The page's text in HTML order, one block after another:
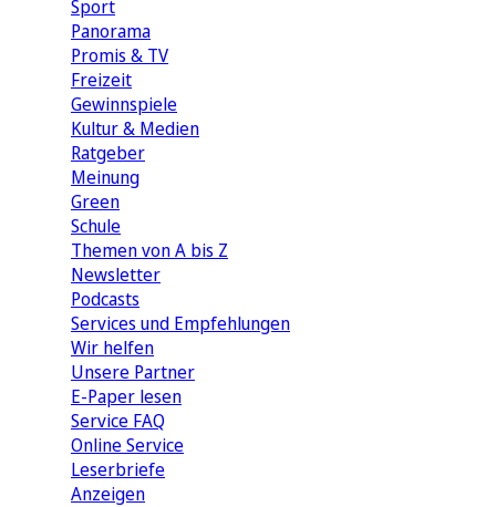
Sport
Panorama
Promis & TV
Freizeit
Gewinnspiele
Kultur & Medien
Ratgeber
Meinung
Green
Schule
Themen von A bis Z
Newsletter
Podcasts
Services und Empfehlungen
Wir helfen
Unsere Partner
E-Paper lesen
Service FAQ
Online Service
Leserbriefe
Anzeigen